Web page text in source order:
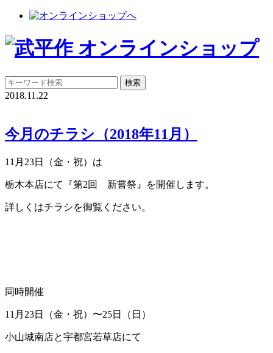
2018.11.22
今月のチラシ（2018年11月）
11月23日（金・祝）は
栃木本店にて『第2回 新嘗祭』を開催します。
詳しくはチラシを御覧ください。
同時開催
11月23日（金・祝）〜25日（日）
小山城南店と宇都宮若草店にて